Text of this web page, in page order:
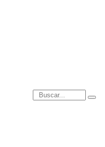
Introduce términos de